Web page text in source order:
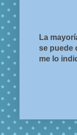
La
se puede
me lo